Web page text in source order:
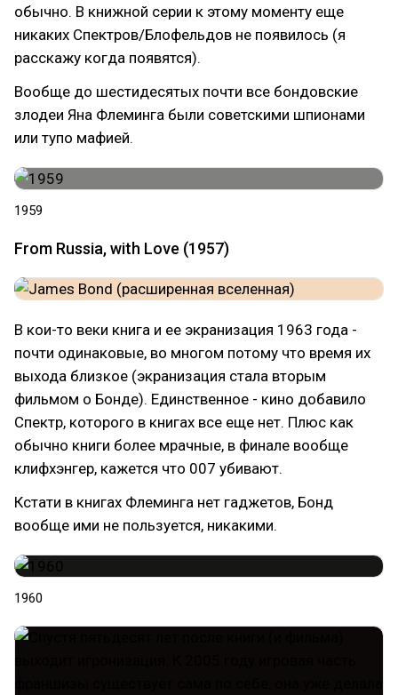
обычно. В книжной серии к этому моменту еще
никаких Спектров/Блофельдов не появилось (я
расскажу когда появятся).
Вообще до шестидесятых почти все бондовские
злодеи Яна Флеминга были советскими шпионами
или тупо мафией.
1959
From Russia, with Love (1957)
В кои-то веки книга и ее экранизация 1963 года -
почти одинаковые, во многом потому что время их
выхода близкое (экранизация стала вторым
фильмом о Бонде). Единственное - кино добавило
Спектр, которого в книгах все еще нет. Плюс как
обычно книги более мрачные, в финале вообще
клифхэнгер, кажется что 007 убивают.
Кстати в книгах Флеминга нет гаджетов, Бонд
вообще ими не пользуется, никакими.
1960